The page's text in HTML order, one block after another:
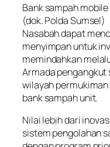
Bank sampah
(dok. Polda Sumsel)
Nasabah dapat
menyimpan untuk
memindahkan
Armada
wilayah
bank sampah unit.
Nilai lebih dari
sistem pengolahan